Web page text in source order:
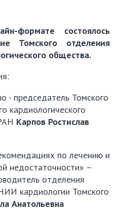
формате состоялось
Томского отделения
общества.
- председатель Томского
кардиологического
Карпов Ростислав
по лечению и
недостаточности» –
отделения
кардиологии Томского
Анатольевна